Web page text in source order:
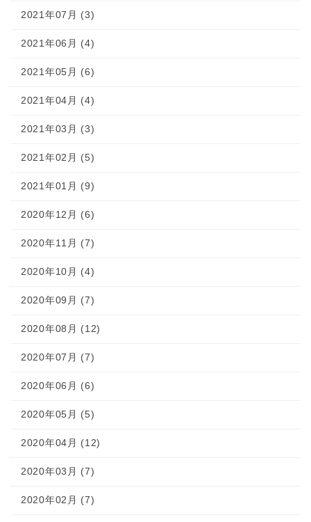
2021年07月 (3)
2021年06月 (4)
2021年05月 (6)
2021年04月 (4)
2021年03月 (3)
2021年02月 (5)
2021年01月 (9)
2020年12月 (6)
2020年11月 (7)
2020年10月 (4)
2020年09月 (7)
2020年08月 (12)
2020年07月 (7)
2020年06月 (6)
2020年05月 (5)
2020年04月 (12)
2020年03月 (7)
2020年02月 (7)